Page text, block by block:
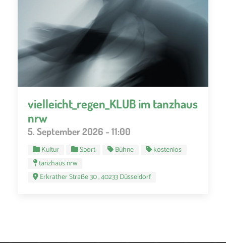
vielleicht_regen_KLUB im tanzhaus
nrw
5. September 2026 - 11:00
Kultur Sport Bühne
kostenlos
tanzhaus nrw
Erkrather Straße 30 , 40233 Düsseldorf